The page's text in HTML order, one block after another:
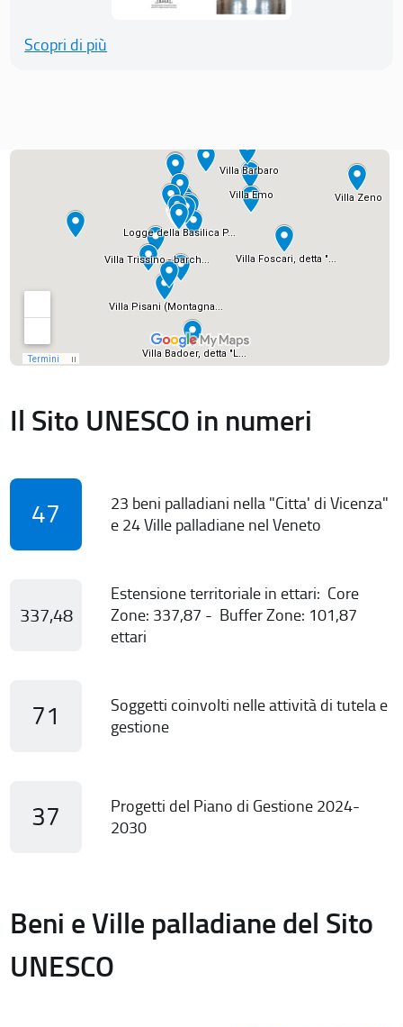
Scopri di più
Il Sito UNESCO in numeri
47
23 beni palladiani nella "Citta' di Vicenza"
e 24 Ville palladiane nel Veneto
337,48
Estensione territoriale in ettari: Core
Zone: 337,87 - Buffer Zone: 101,87
ettari
71
Soggetti coinvolti nelle attività di tutela e
gestione
37
Progetti del Piano di Gestione 2024-
2030
Beni e Ville palladiane del Sito
UNESCO